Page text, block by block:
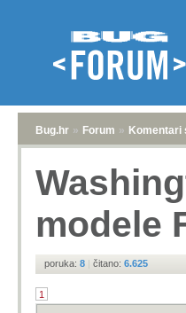
Bug.hr » Forum » Komentari
modele
poruka: 8 | čitano: 6.625
1